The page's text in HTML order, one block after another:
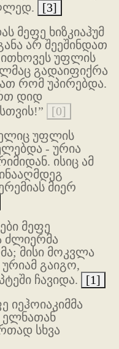
[3]
მეფე ხიზკიაჰუმ
არ შეეშინდათ
უფლის
გადაიფიქრა
რომ უპირებდა.
დიდ
[0]
უფლის
- ურია
ისიც ამ
მიერ
მეფე
ძლიერმა
მისი მოკვლა
გაიგო,
ჩავიდა.
[1]
იეჰოიაკიმმა
ელნათან
სხვა